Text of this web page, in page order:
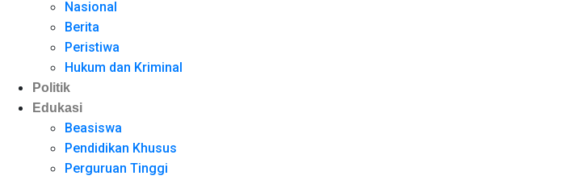
Nasional
Berita
Peristiwa
Hukum dan Kriminal
Politik
Edukasi
Beasiswa
Pendidikan Khusus
Perguruan Tinggi